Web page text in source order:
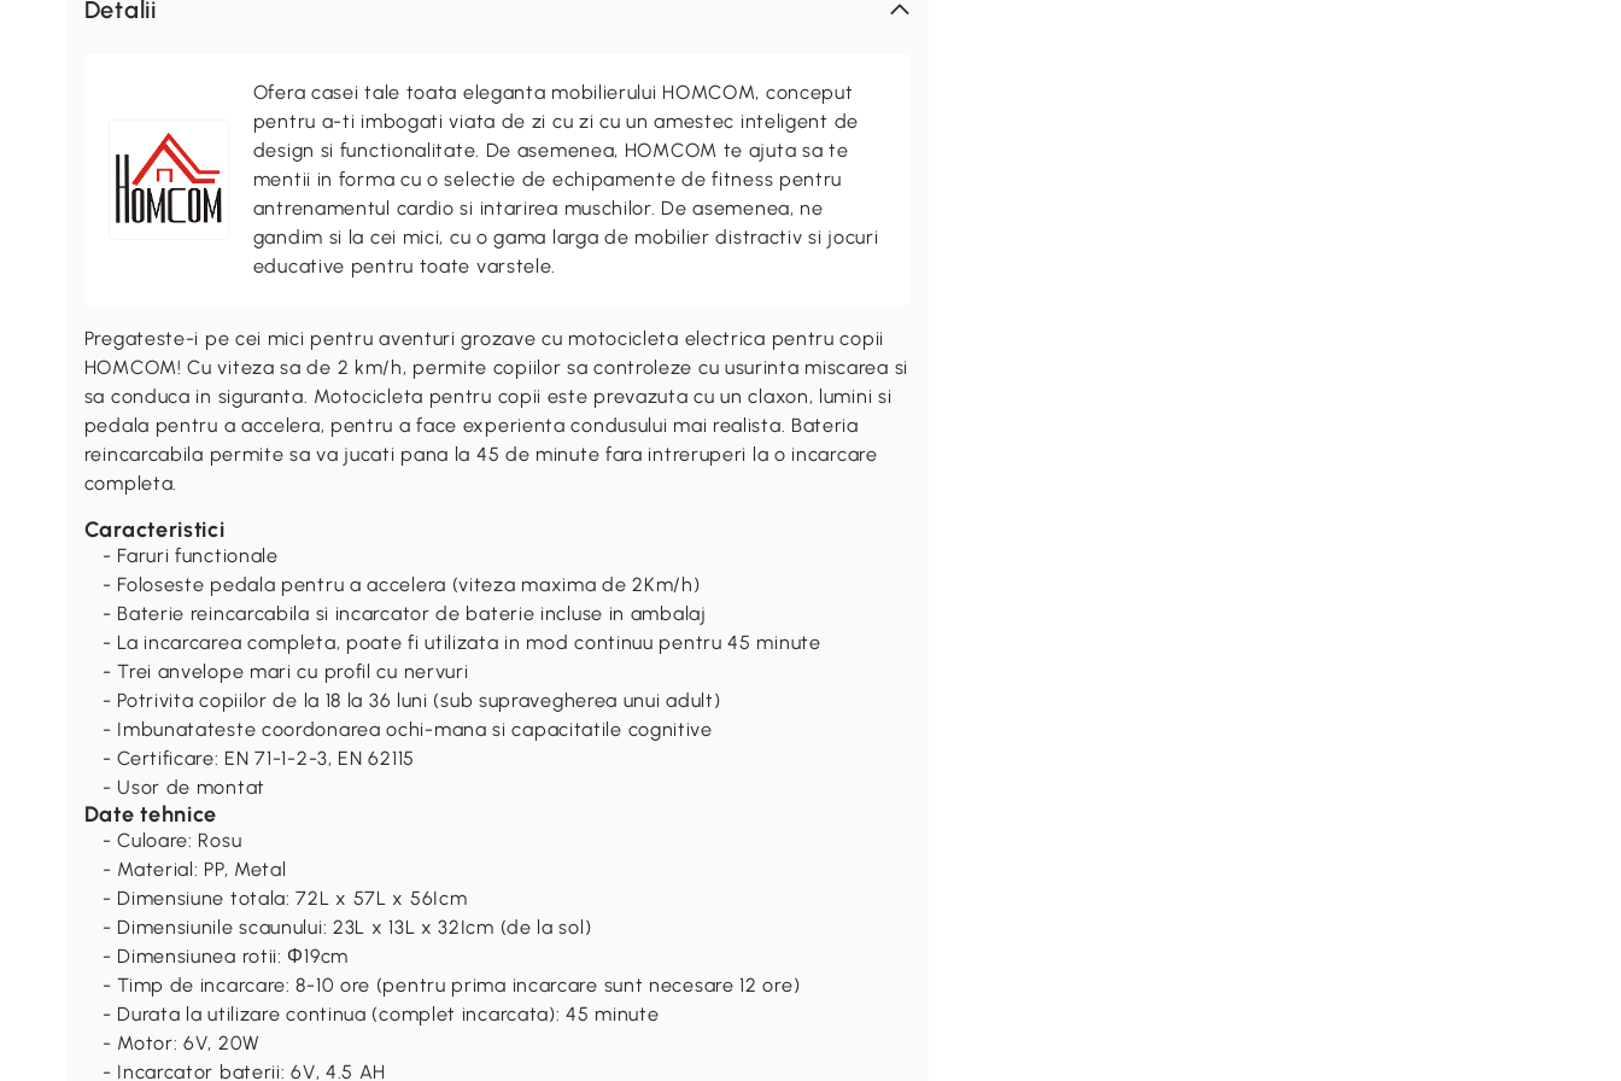
Detalii
Ofera casei tale toata eleganta mobilierului HOMCOM, conceput
pentru a-ti imbogati viata de zi cu zi cu un amestec inteligent de
design si functionalitate. De asemenea, HOMCOM te ajuta sa te
mentii in forma cu o selectie de echipamente de fitness pentru
antrenamentul cardio si intarirea muschilor. De asemenea, ne
gandim si la cei mici, cu o gama larga de mobilier distractiv si jocuri
educative pentru toate varstele.
Pregateste-i pe cei mici pentru aventuri grozave cu motocicleta electrica pentru copii
HOMCOM! Cu viteza sa de 2 km/h, permite copiilor sa controleze cu usurinta miscarea si
sa conduca in siguranta. Motocicleta pentru copii este prevazuta cu un claxon, lumini si
pedala pentru a accelera, pentru a face experienta condusului mai realista. Bateria
reincarcabila permite sa va jucati pana la 45 de minute fara intreruperi la o incarcare
completa.
Caracteristici
- Faruri functionale
- Foloseste pedala pentru a accelera (viteza maxima de 2Km/h)
- Baterie reincarcabila si incarcator de baterie incluse in ambalaj
- La incarcarea completa, poate fi utilizata in mod continuu pentru 45 minute
- Trei anvelope mari cu profil cu nervuri
- Potrivita copiilor de la 18 la 36 luni (sub supravegherea unui adult)
- Imbunatateste coordonarea ochi-mana si capacitatile cognitive
- Certificare: EN 71-1-2-3, EN 62115
- Usor de montat
Date tehnice
- Culoare: Rosu
- Material: PP, Metal
- Dimensiune totala: 72L x 57L x 56Icm
- Dimensiunile scaunului: 23L x 13L x 32Icm (de la sol)
- Dimensiunea rotii: Ф19cm
- Timp de incarcare: 8-10 ore (pentru prima incarcare sunt necesare 12 ore)
- Durata la utilizare continua (complet incarcata): 45 minute
- Motor: 6V, 20W
- Incarcator baterii: 6V, 4.5 AH